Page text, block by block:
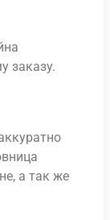
заказу.
а так же